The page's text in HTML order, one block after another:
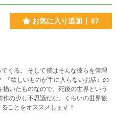
お気に入り追加 67
くる。 そして僕はそんな彼らを管理
の少し不思議だな、くらいの世界観
ことをオススメします！